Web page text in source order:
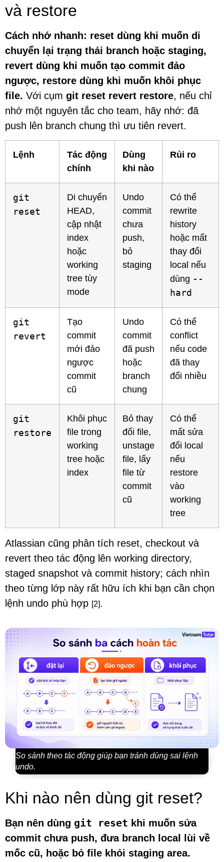
và restore
Cách nhớ nhanh: reset dùng khi muốn di
chuyển lại trạng thái branch hoặc staging,
revert dùng khi muốn tạo commit đảo
ngược, restore dùng khi muốn khôi phục
file. Với cụm git reset revert restore, nếu chỉ
nhớ một nguyên tắc cho team, hãy nhớ: đã
push lên branch chung thì ưu tiên revert.
Lệnh
Tác động
chính
Dùng
khi nào
Rủi ro
git
reset
Di chuyển
HEAD,
cập nhật
index
hoặc
working
tree tùy
mode
Undo
commit
chưa
push,
bỏ
staging
Có thể
rewrite
history
hoặc mất
thay đổi
local nếu
dùng --
hard
git
revert
Tạo
commit
mới đảo
ngược
commit
cũ
Undo
commit
đã push
hoặc
branch
chung
Có thể
conflict
nếu code
đã thay
đổi nhiều
git
restore
Khôi phục
file trong
working
tree hoặc
index
Bỏ thay
đổi file,
unstage
file, lấy
file từ
commit
cũ
Có thể
mất sửa
đổi local
nếu
restore
vào
working
tree
Atlassian cũng phân tích reset, checkout và
revert theo tác động lên working directory,
staged snapshot và commit history; cách nhìn
theo từng lớp này rất hữu ích khi bạn cần chọn
lệnh undo phù hợp [2].
So sánh theo tác động giúp bạn tránh dùng sai lệnh
undo.
Khi nào nên dùng git reset?
Bạn nên dùng git reset khi muốn sửa
commit chưa push, đưa branch local lùi về
mốc cũ, hoặc bỏ file khỏi staging area.